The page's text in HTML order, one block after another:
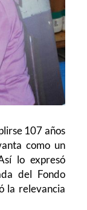
107 años
como un
lo expresó
del Fondo
la relevancia